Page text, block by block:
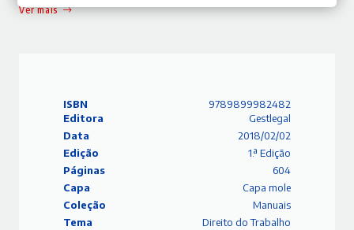
Ver mais
ISBN
9789899982482
Editora
Gestlegal
Data
2018/02/02
Edição
1.ª Edição
Páginas
604
Capa
Capa mole
Coleção
Manuais
Tema
Direito do Trabalho